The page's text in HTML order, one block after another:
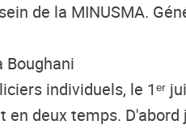
de la MINUSMA.
Boughani
individuels, le 1ᵉʳ
deux temps.